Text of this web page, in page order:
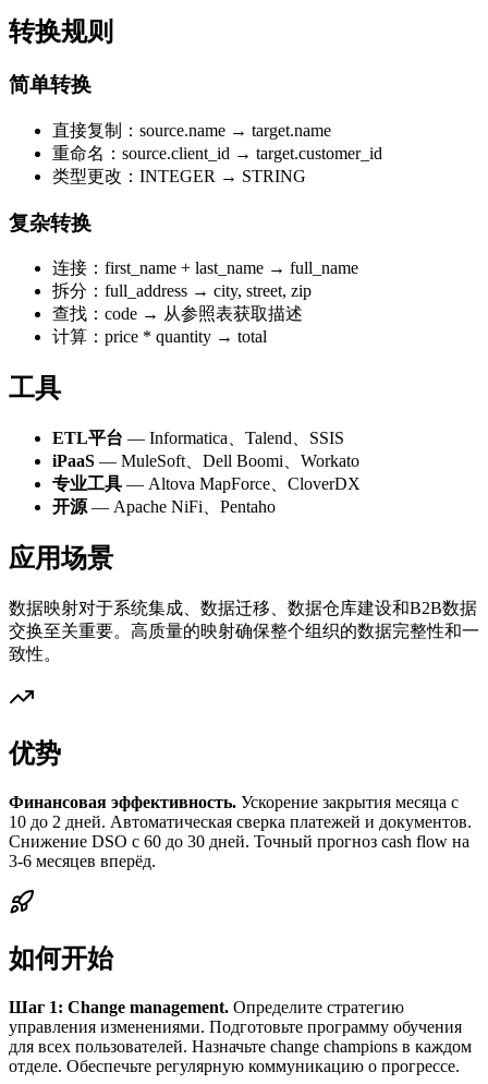
转换规则
简单转换
直接复制：source.name → target.name
重命名：source.client_id → target.customer_id
类型更改：INTEGER → STRING
复杂转换
连接：first_name + last_name → full_name
拆分：full_address → city, street, zip
查找：code → 从参照表获取描述
计算：price * quantity → total
工具
ETL平台 — Informatica、Talend、SSIS
iPaaS — MuleSoft、Dell Boomi、Workato
专业工具 — Altova MapForce、CloverDX
开源 — Apache NiFi、Pentaho
应用场景
数据映射对于系统集成、数据迁移、数据仓库建设和B2B数据
交换至关重要。高质量的映射确保整个组织的数据完整性和一
致性。
优势
Финансовая эффективность. Ускорение закрытия месяца с
10 до 2 дней. Автоматическая сверка платежей и документов.
Снижение DSO с 60 до 30 дней. Точный прогноз cash flow на
3-6 месяцев вперёд.
如何开始
Шаг 1: Change management. Определите стратегию
управления изменениями. Подготовьте программу обучения
для всех пользователей. Назначьте change champions в каждом
отделе. Обеспечьте регулярную коммуникацию о прогрессе.